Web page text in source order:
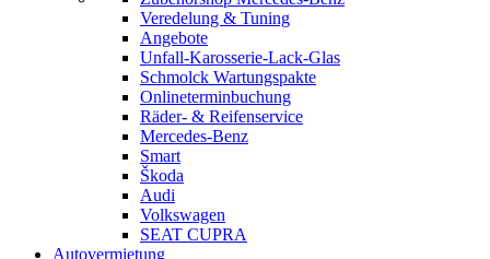
Veredelung & Tuning
Angebote
Unfall-Karosserie-Lack-Glas
Schmolck Wartungspakte
Onlineterminbuchung
Räder- & Reifenservice
Mercedes-Benz
Smart
Škoda
Audi
Volkswagen
SEAT CUPRA
Autovermietung